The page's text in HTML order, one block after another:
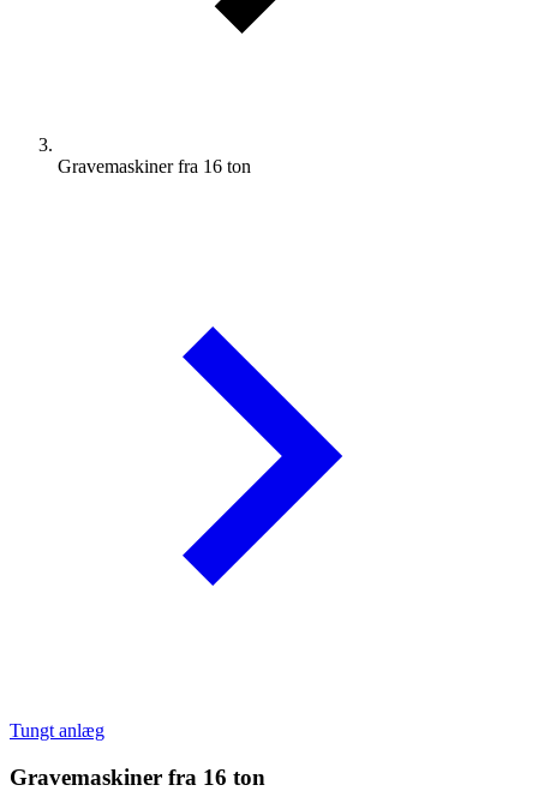
Gravemaskiner fra 16 ton
Tungt anlæg
Gravemaskiner fra 16 ton